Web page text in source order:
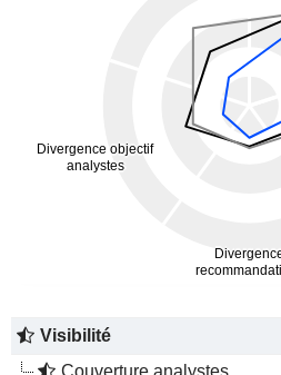
Visibilité
Couverture analystes